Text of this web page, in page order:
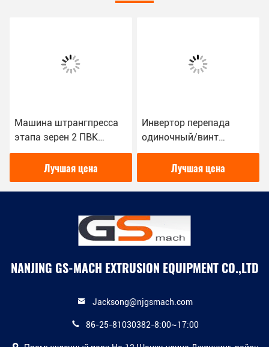
Машина штрангпресса
этапа зерен 2 ПВК
пластиковая для кабеля
галоида низкого дыма
свободного
Лучшая цена
Инвертор перепада
одиночный/винт
близнеца смешивая
штрангпресс с
аттестацией ИСО КЭ
Лучшая цена
NANJING GS-MACH EXTRUSION EQUIPMENT CO.,LTD
Jacksong@njgsmach.com
86-25-81030382-8:00~17:00